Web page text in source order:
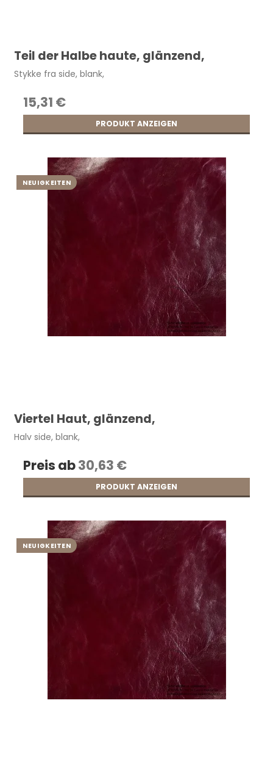
Teil der Halbe haute, glänzend,
Stykke fra side, blank,
15,31 €
PRODUKT ANZEIGEN
NEUIGKEITEN
Viertel Haut, glänzend,
Halv side, blank,
Preis ab30,63 €
PRODUKT ANZEIGEN
NEUIGKEITEN